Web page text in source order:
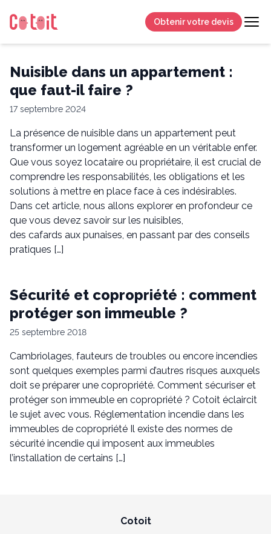
Obtenir votre devis
Nuisible dans un appartement :
que faut-il faire ?
17 septembre 2024
La présence de nuisible dans un appartement peut
transformer un logement agréable en un véritable enfer.
Que vous soyez locataire ou propriétaire, il est crucial de
comprendre les responsabilités, les obligations et les
solutions à mettre en place face à ces indésirables.
Dans cet article, nous allons explorer en profondeur ce
que vous devez savoir sur les nuisibles,
des cafards aux punaises, en passant par des conseils
pratiques […]
Sécurité et copropriété : comment
protéger son immeuble ?
25 septembre 2018
Cambriolages, fauteurs de troubles ou encore incendies
sont quelques exemples parmi d’autres risques auxquels
doit se préparer une copropriété. Comment sécuriser et
protéger son immeuble en copropriété ? Cotoit éclaircit
le sujet avec vous. Réglementation incendie dans les
immeubles de copropriété Il existe des normes de
sécurité incendie qui imposent aux immeubles
l’installation de certains […]
Cotoit